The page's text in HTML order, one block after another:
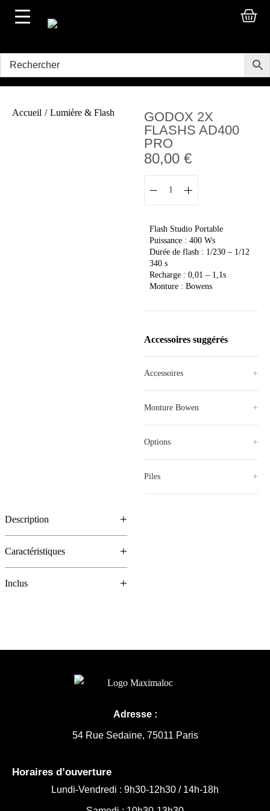
Accueil / Lumière & Flash
Description
Caractéristiques
Inclus
GODOX 2X
FLASHS AD400
PRO
80,00 €
Flash Studio Portable
Puissance : 400 Ws
Durée de flash : 1/230 – 1/12
340 s
Recharge : 0,01 – 1,1s
Monture : Bowens
Accessoires suggérés
Accessoires
Monture Bowen
Options
Piles
Adresse :
54 Rue Sedaine, 75011 Paris
Horaires d’ouverture
Lundi-Vendredi : 9h30-12h30 / 14h-18h